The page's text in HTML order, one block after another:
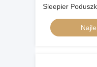
Sleepier
Cervical
Memory Foam
głowa